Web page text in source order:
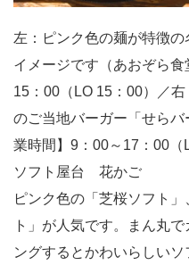
左：ピンク色の麺が特徴
イメージです（あおぞら
15：00（LO 15：00）／
のご当地バーガー「せら
業時間】9：00～17：00（
ソフト屋台 花かご
ピンク色の「芝桜ソフト
ト」が人気です。まん丸
ングするとかわいらしいソ